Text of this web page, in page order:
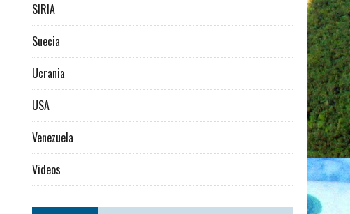
SIRIA
Suecia
Ucrania
USA
Venezuela
Videos